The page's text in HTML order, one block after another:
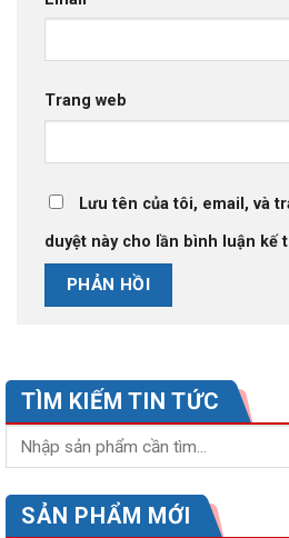
Trang web
Lưu tên của tôi, email, và
duyệt này cho lần bình luận kế
TÌM KIẾM TIN TỨC
SẢN PHẨM MỚI